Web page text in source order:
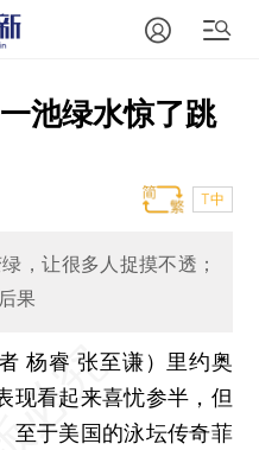
池绿水惊了跳
T中
，让很多人捉摸不透；
果
杨睿 张至谦） 里约奥
现看起来喜忧参半，但
至于美国的泳坛传奇菲